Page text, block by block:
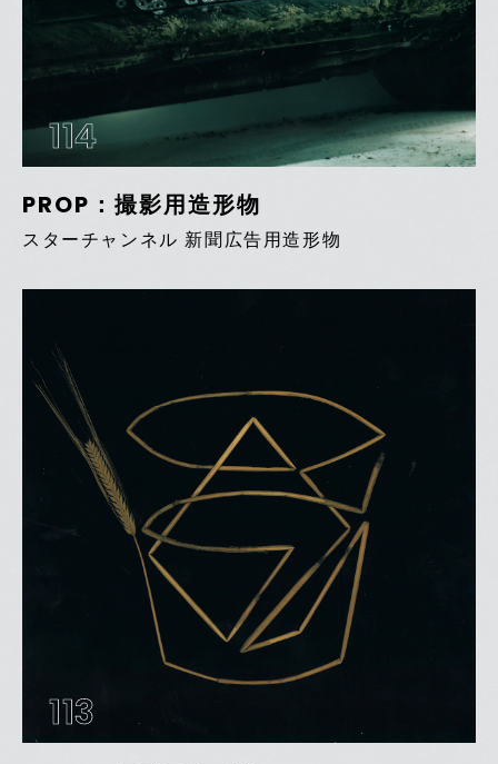
114
PROP：撮影用造形物
スターチャンネル 新聞広告用造形物
113